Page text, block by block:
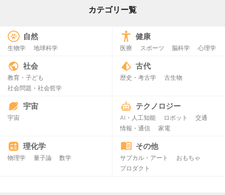
カテゴリー覧
自然
生物学 地球科学
健康
医療 スポーツ 脳科学 心理学
社会
教育・子ども
社会問題・社会哲学
古代
歴史・考古学 古生物
宇宙
宇宙
テクノロジー
AI・人工知能 ロボット
交通
情報・通信
家電
理化学
物理学 量子論 数学
その他
サブカル・アート
おもちゃ
プロダクト